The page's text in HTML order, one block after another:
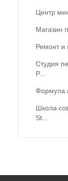
Центр
Магазин
Ремонт и
Студия
P...
Формула
Школа
St...